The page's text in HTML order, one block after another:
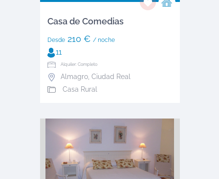
Casa de Comedias
Desde210 € / noche
11
Alquiler: Completo
Almagro, Ciudad Real
Casa Rural